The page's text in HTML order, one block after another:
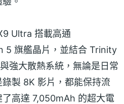
Ultra 搭載高通
5 旗艦晶片，並結合 Trinity
強大散熱系統，無論是日常
製 8K 影片，都能保持流
高達 7,050mAh 的超大電